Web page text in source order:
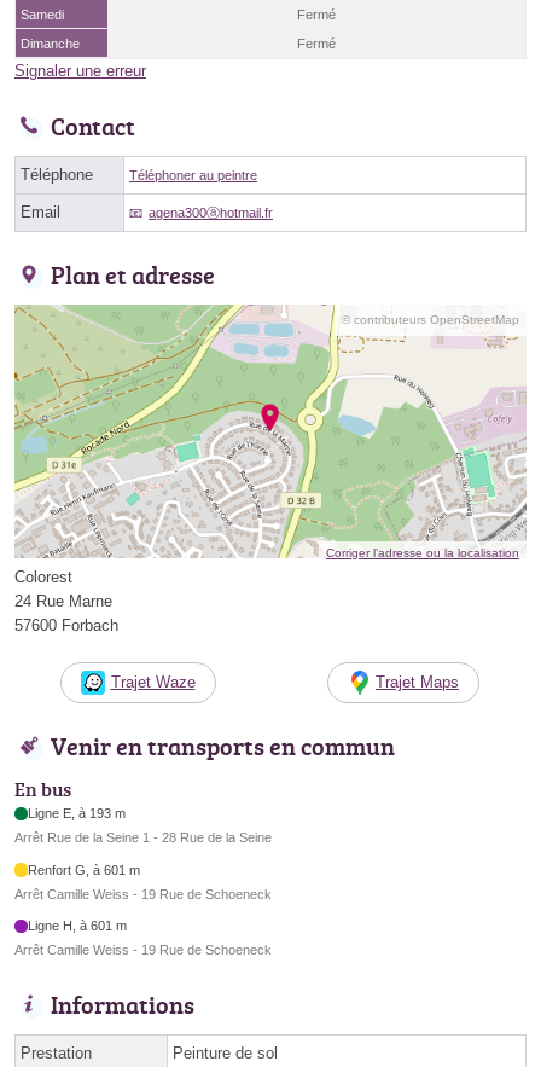
Samedi
Fermé
Dimanche
Fermé
Signaler une erreur
Contact
Téléphone Téléphoner au peintre
Email agena300ⓐhotmail.fr
Plan et adresse
© contributeurs OpenStreetMap
Corriger l’adresse ou la localisation
Colorest
24 Rue Marne
57600 Forbach
Trajet Waze Trajet Maps
Venir en transports en commun
En bus
Ligne E, à 193 m
Arrêt Rue de la Seine 1 - 28 Rue de la Seine
Renfort G, à 601 m
Arrêt Camille Weiss - 19 Rue de Schoeneck
Ligne H, à 601 m
Arrêt Camille Weiss - 19 Rue de Schoeneck
Informations
Prestation Peinture de sol